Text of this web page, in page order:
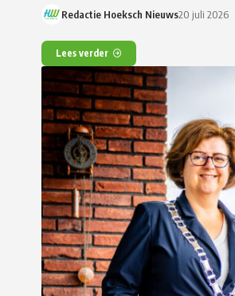
Redactie Hoeksch Nieuws20 juli 2026
Lees verder